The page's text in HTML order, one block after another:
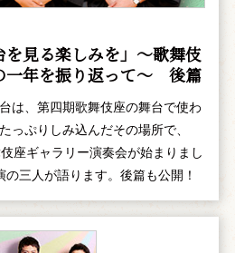
を見る楽しみを」～歌舞伎
一年を振り返って～ 後篇
は、第四期歌舞伎座の舞台で使わ
っぷりしみ込んだその場所で、
座ギャラリー演奏会が始まりまし
三人が語ります。後篇も公開！